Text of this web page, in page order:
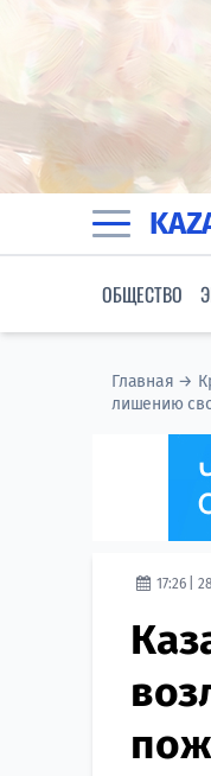
ОБЩЕСТВО
Главная →
лишению
17:26 |